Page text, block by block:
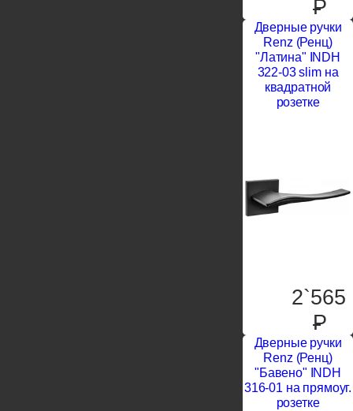
P
Дверные ручки
Renz (Ренц)
"Латина" INDH
322-03 slim на
квадратной
розетке
2`565
P
Дверные ручки
Renz (Ренц)
"Бавено" INDH
316-01 на прямоуг.
розетке